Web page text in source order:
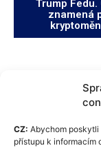
CZ: Abychom
přístupu k informacím
Trump Fedu.
znamená